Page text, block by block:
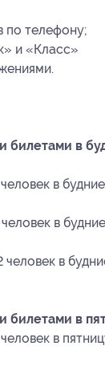
по телефону;
и «Класс»
билетами в
в
в
в
билетами в
в